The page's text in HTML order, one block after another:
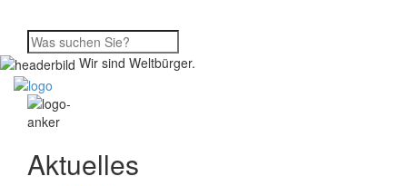
Wir sind Weltbürger.
Aktuelles